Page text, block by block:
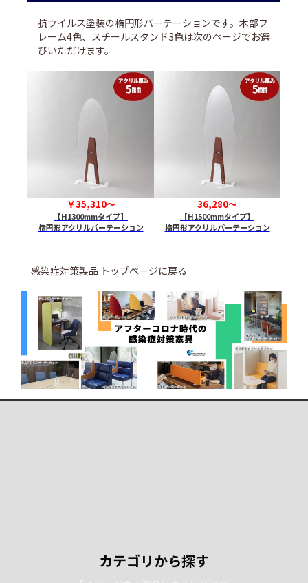
抗ウイルス塗装の楕円形パーテーションです。木部フ
レーム4色、スチールスタンド3色は次のページでお選
びいただけます。
￥35,310～
【H1300mmタイプ】
楕円形アクリルパーテーション
36,280～
【H1500mmタイプ】
楕円形アクリルパーテーション
感染症対策製品 トップページに戻る
カテゴリから探す